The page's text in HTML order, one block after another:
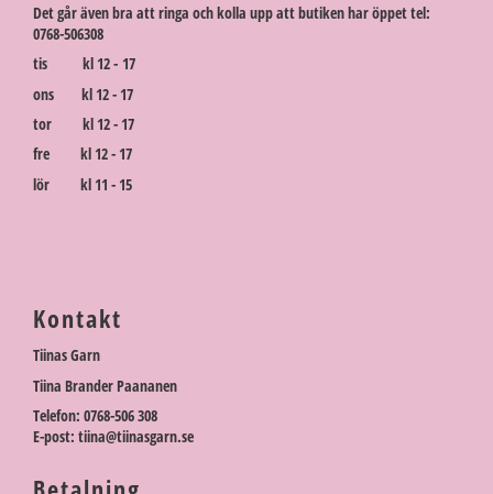
Det går även bra att ringa och kolla upp att butiken har öppet tel:
0768-506308
tis kl 12 - 17
ons kl 12 - 17
tor kl 12 - 17
fre kl 12 - 17
lör kl 11 - 15
Kontakt
Tiinas Garn
Tiina Brander Paananen
Telefon: 0768-506 308
E-post: tiina@tiinasgarn.se